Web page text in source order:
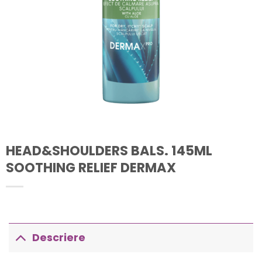
HEAD&SHOULDERS BALS. 145ML
SOOTHING RELIEF DERMAX
Descriere